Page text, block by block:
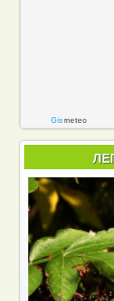
Gismeteo